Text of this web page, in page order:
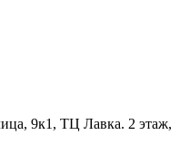
9к1, ТЦ Лавка. 2 этаж,